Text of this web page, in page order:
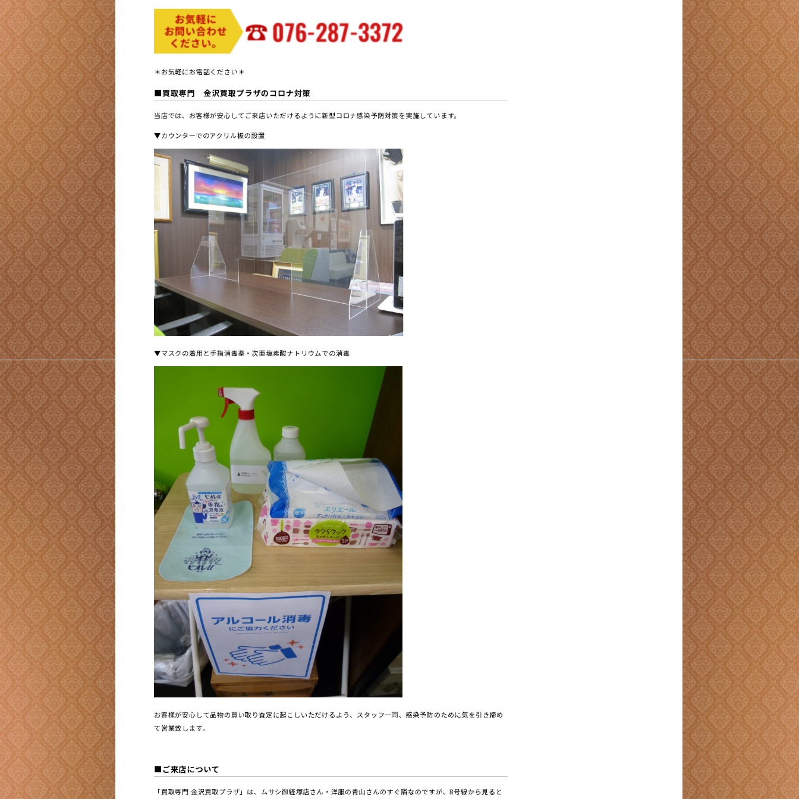
＊お気軽にお電話ください＊
■買取専門 金沢買取プラザのコロナ対策
当店では、お客様が安心してご来店いただけるように新型コロナ感染予防対策を実施しています。
▼カウンターでのアクリル板の設置
▼マスクの着用と手指消毒薬・次亜塩素酸ナトリウムでの消毒
お客様が安心して品物の買い取り査定に起こしいただけるよう、スタッフ一同、感染予防のために気を引き締め
て営業致します。
■ご来店について
「買取専門 金沢買取プラザ」は、ムサシ御経塚店さん・洋服の青山さんのすぐ隣なのですが、8号線から見ると